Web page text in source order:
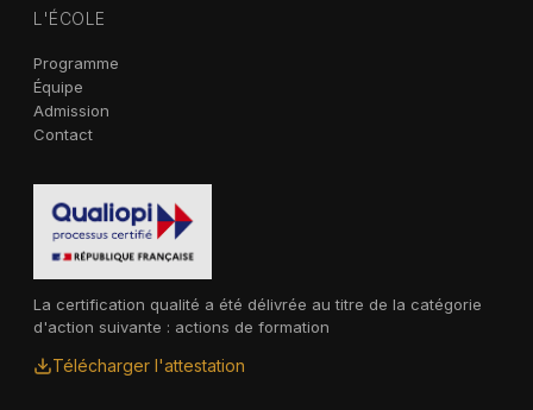
L'ÉCOLE
Programme
Équipe
Admission
Contact
La certification qualité a été délivrée au titre de la catégorie
d'action suivante : actions de formation
Télécharger l'attestation